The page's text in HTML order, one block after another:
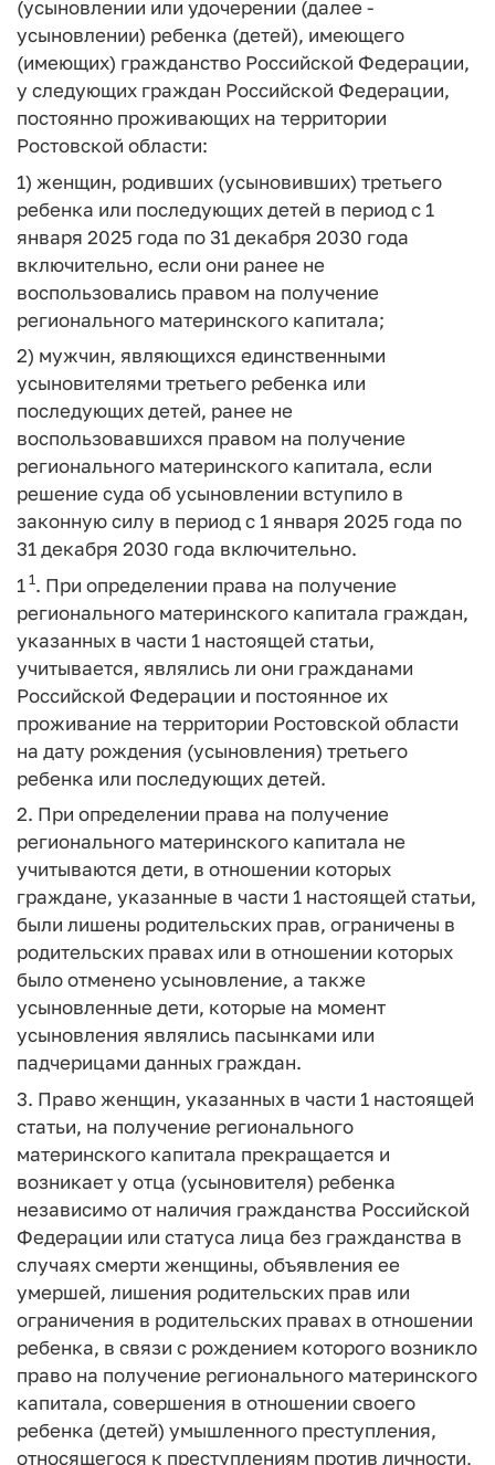
(усыновлении или удочерении (далее -
усыновлении) ребенка (детей), имеющего
(имеющих) гражданство Российской Федерации,
у следующих граждан Российской Федерации,
постоянно проживающих на территории
Ростовской области:
1) женщин, родивших (усыновивших) третьего
ребенка или последующих детей в период с 1
января 2025 года по 31 декабря 2030 года
включительно, если они ранее не
воспользовались правом на получение
регионального материнского капитала;
2) мужчин, являющихся единственными
усыновителями третьего ребенка или
последующих детей, ранее не
воспользовавшихся правом на получение
регионального материнского капитала, если
решение суда об усыновлении вступило в
законную силу в период с 1 января 2025 года по
31 декабря 2030 года включительно.
1 1. При определении права на получение
регионального материнского капитала граждан,
указанных в части 1 настоящей статьи,
учитывается, являлись ли они гражданами
Российской Федерации и постоянное их
проживание на территории Ростовской области
на дату рождения (усыновления) третьего
ребенка или последующих детей.
2. При определении права на получение
регионального материнского капитала не
учитываются дети, в отношении которых
граждане, указанные в части 1 настоящей статьи,
были лишены родительских прав, ограничены в
родительских правах или в отношении которых
было отменено усыновление, а также
усыновленные дети, которые на момент
усыновления являлись пасынками или
падчерицами данных граждан.
3. Право женщин, указанных в части 1 настоящей
статьи, на получение регионального
материнского капитала прекращается и
возникает у отца (усыновителя) ребенка
независимо от наличия гражданства Российской
Федерации или статуса лица без гражданства в
случаях смерти женщины, объявления ее
умершей, лишения родительских прав или
ограничения в родительских правах в отношении
ребенка, в связи с рождением которого возникло
право на получение регионального материнского
капитала, совершения в отношении своего
ребенка (детей) умышленного преступления,
относящегося к преступлениям против личности,